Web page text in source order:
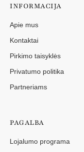
INFORMACIJA
Apie mus
Kontaktai
Pirkimo taisyklės
Privatumo politika
Partneriams
PAGALBA
Lojalumo programa